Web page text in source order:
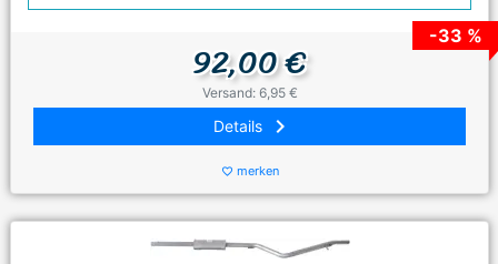
-33 %
92,00 €
Versand: 6,95 €
Details keyboard_arrow_right
favorite_border merken